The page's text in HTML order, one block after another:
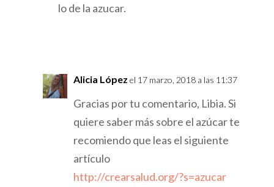
lo de la azucar.
Alicia López el 17 marzo, 2018 a las 11:37
Gracias por tu comentario, Libia. Si
quiere saber más sobre el azúcar te
recomiendo que leas el siguiente
artículo
http://crearsalud.org/?s=azucar